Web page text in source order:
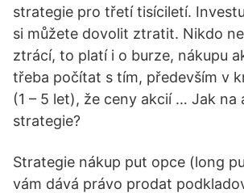
strategie pro třetí tisíciletí.
si můžete dovolit ztratit. Nikdo
ztrácí, to platí i o burze, nákupu
třeba počítat s tím, především v
(1 – 5 let), že ceny akcií … Jak na
strategie?
Strategie nákup put opce (long
vám dává právo prodat